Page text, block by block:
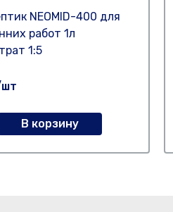
NEOMID-400 для
работ 1л
1:5
В корзину